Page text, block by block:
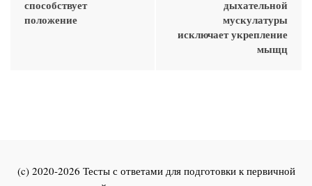
способствует
положение
дыхательной
мускулатуры
исключает укрепление
мыщц
(c) 2020-2026 Тесты с ответами для подготовки к первичной